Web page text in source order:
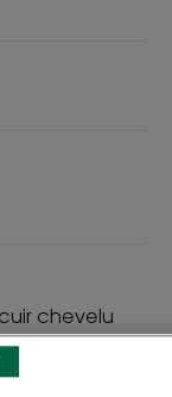
chevelu